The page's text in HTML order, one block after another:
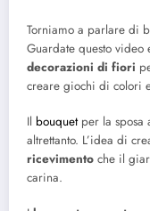
Torniamo a parlare di
Guardate questo video
decorazioni di fiori
creare giochi di colori
Il bouquetper la sposa
altrettanto. L’idea di
ricevimento che il
carina.